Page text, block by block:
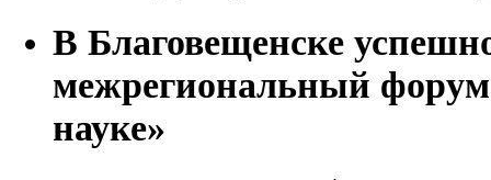
В Благовещенске
межрегиональный
науке»